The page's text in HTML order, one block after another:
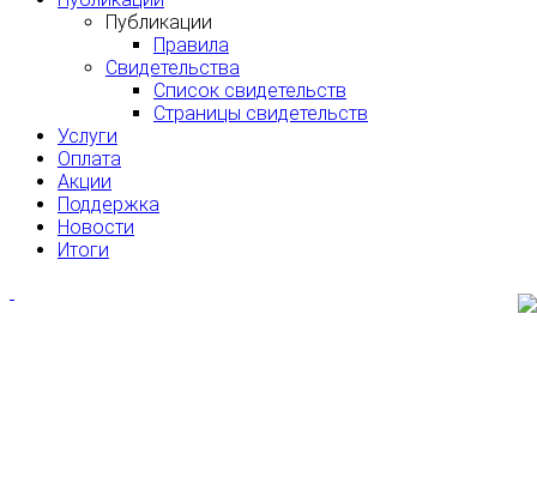
Публикации
Правила
Свидетельства
Список свидетельств
Страницы свидетельств
Услуги
Оплата
Акции
Поддержка
Новости
Итоги